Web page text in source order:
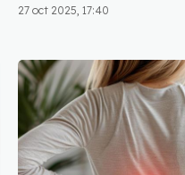
27 oct 2025, 17:40